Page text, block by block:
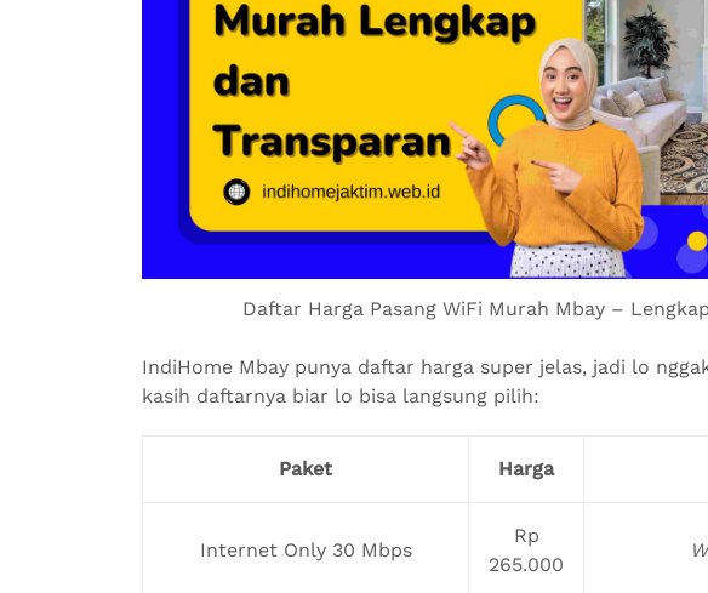
Daftar Harga Pasang WiFi Murah Mbay –
IndiHome Mbay punya daftar harga super jelas, jadi lo
kasih daftarnya biar lo bisa langsung pilih:
Paket Harga
Internet Only 30 Mbps
Rp
265.000